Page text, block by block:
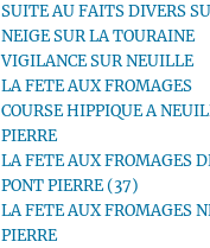
SUITE AU FAITS DIVERS
NEIGE SUR LA TOURAINE
VIGILANCE SUR NEUILLE
LA FETE AUX FROMAGES
COURSE HIPPIQUE A
PIERRE
LA FETE AUX FROMAGES
PONT PIERRE (37)
LA FETE AUX FROMAGES
PIERRE